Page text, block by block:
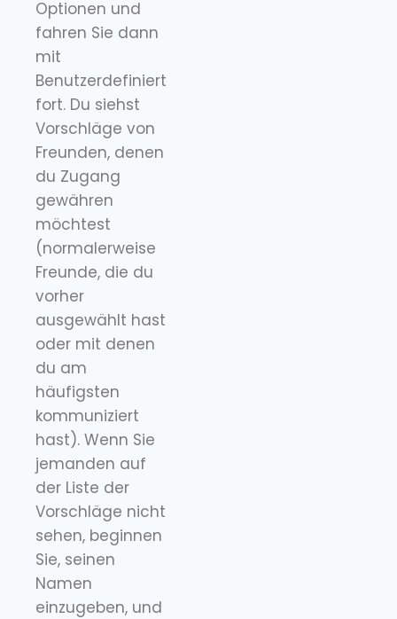
Optionen und
fahren Sie dann
mit
Benutzerdefiniert
fort. Du siehst
Vorschläge von
Freunden, denen
du Zugang
gewähren
möchtest
(normalerweise
Freunde, die du
vorher
ausgewählt hast
oder mit denen
du am
häufigsten
kommuniziert
hast). Wenn Sie
jemanden auf
der Liste der
Vorschläge nicht
sehen, beginnen
Sie, seinen
Namen
einzugeben, und